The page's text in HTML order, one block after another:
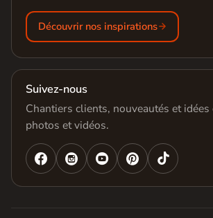
Découvrir nos inspirations
Suivez-nous
Chantiers clients, nouveautés et idées
photos et vidéos.
   